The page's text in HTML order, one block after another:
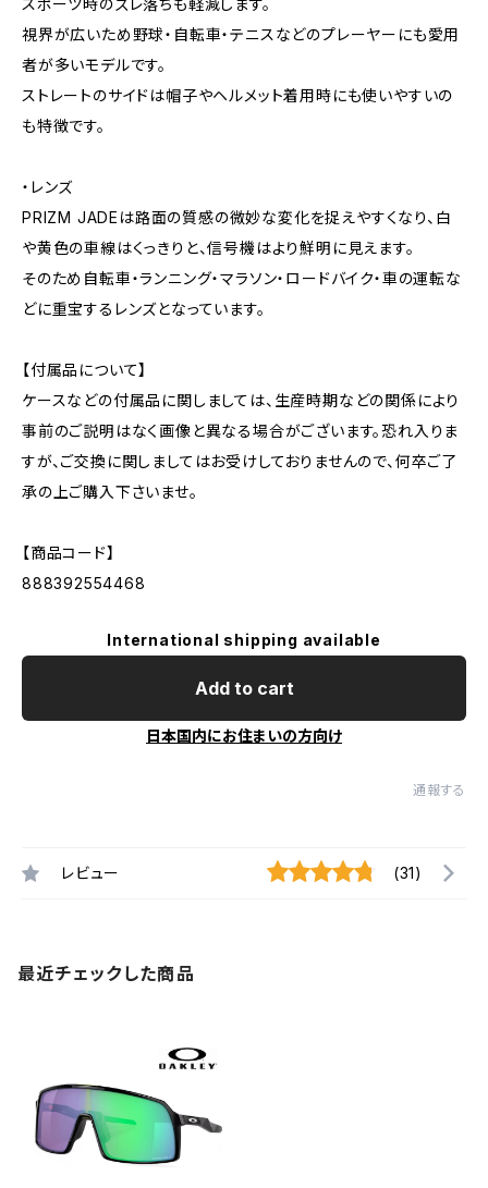
スポーツ時のズレ落ちも軽減します。
視界が広いため野球・自転車・テニスなどのプレーヤーにも愛用
者が多いモデルです。
ストレートのサイドは帽子やヘルメット着用時にも使いやすいの
も特徴です。
・レンズ
PRIZM JADEは路面の質感の微妙な変化を捉えやすくなり、白
や黄色の車線はくっきりと、信号機はより鮮明に見えます。
そのため自転車・ランニング・マラソン・ロードバイク・車の運転な
どに重宝するレンズとなっています。
【付属品について】
ケースなどの付属品に関しましては、生産時期などの関係により
事前のご説明はなく画像と異なる場合がございます。恐れ入りま
すが、ご交換に関しましてはお受けしておりませんので、何卒ご了
承の上ご購入下さいませ。
【商品コード】
888392554468
International shipping available
Add to cart
日本国内にお住まいの方向け
通報する
レビュー (31)
最近チェックした商品